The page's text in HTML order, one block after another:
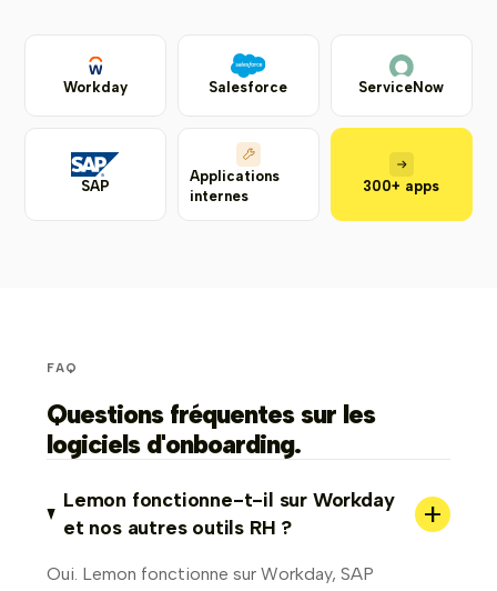
Workday Salesforce ServiceNow
SAP
Applications
internes
300+ apps
FAQ
Questions fréquentes sur les
logiciels d'onboarding.
Lemon fonctionne-t-il sur Workday
et nos autres outils RH ?
+
Oui. Lemon fonctionne sur Workday, SAP